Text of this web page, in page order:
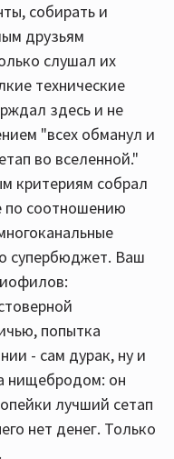
собирать и
друзьям
слушал их
технические
здесь и не
"всех обманул и
во вселенной."
критериям собрал
по соотношению
супербюджет. Ваш
попытка
- сам дурак, ну и
нищебродом: он
лучший сетап
нет денег. Только